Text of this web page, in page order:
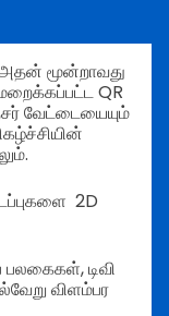
அதன் மூன்றாவது
QR
வேட்டையையும்
2D
பலகைகள், டிவி
விளம்பர